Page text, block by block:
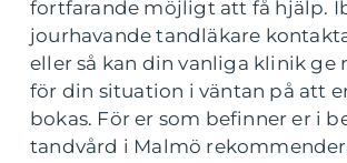
fortfarande möjligt att få hjälp.
jourhavande tandläkare
eller så kan din vanliga klinik ge
för din situation i väntan på att
bokas. För er som befinner er i
tandvård i Malmö